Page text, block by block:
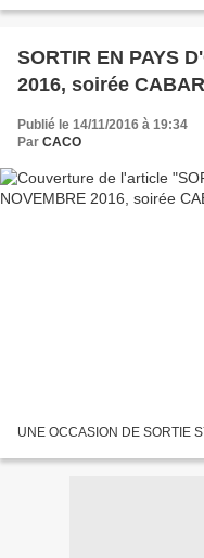
SORTIR EN PAYS
2016, soirée
Publié le 14/11/2016 à 19:34
Par CACO
UNE OCCASION DE SORTIE